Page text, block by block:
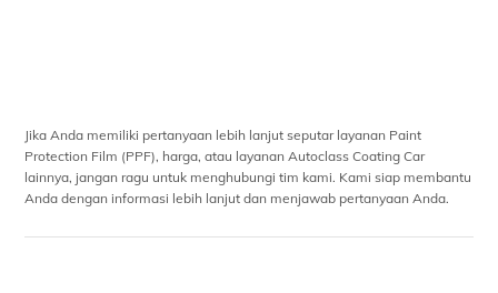
Jika Anda memiliki pertanyaan lebih lanjut seputar layanan Paint
Protection Film (PPF), harga, atau layanan Autoclass Coating Car
lainnya, jangan ragu untuk menghubungi tim kami. Kami siap membantu
Anda dengan informasi lebih lanjut dan menjawab pertanyaan Anda.